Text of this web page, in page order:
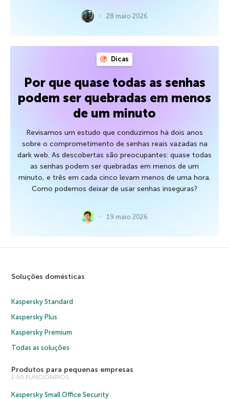
28 maio 2026
Dicas
Por que quase todas as senhas
podem ser quebradas em menos
de um minuto
Revisamos um estudo que conduzimos há dois anos
sobre o comprometimento de senhas reais vazadas na
dark web. As descobertas são preocupantes: quase todas
as senhas podem ser quebradas em menos de um
minuto, e três em cada cinco levam menos de uma hora.
Como podemos deixar de usar senhas inseguras?
19 maio 2026
Soluções domésticas
Kaspersky Standard
Kaspersky Plus
Kaspersky Premium
Todas as soluções
Produtos para pequenas empresas
1-50 FUNCIONRIOS
Kaspersky Small Office Security